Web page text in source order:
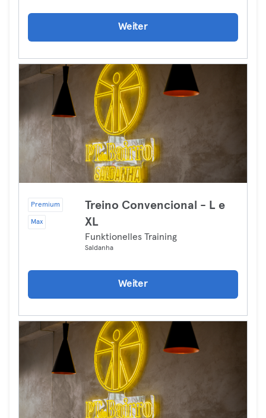
Weiter
Premium
Max
Treino Convencional - L e
XL
Funktionelles Training
Saldanha
Weiter